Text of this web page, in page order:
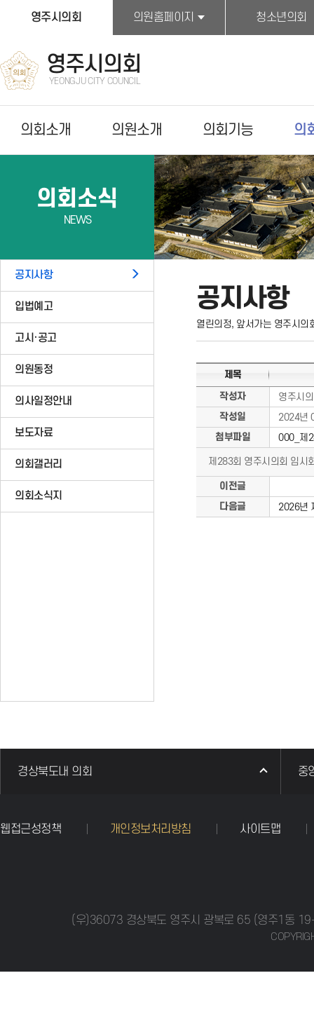
영주시의회 의원홈페이지 청소년의회
영주시의회
YEONGJU CITY COUNCIL
의회소개 의원소개 의회기능 의
의회소식
NEWS
공지사항
입법예고
고시·공고
의원동정
의사일정안내
보도자료
의회갤러리
의회소식지
공지사항
열린의정, 앞서가는 영주시의
제목
작성자
영주시
작성일
2024년
첨부파일
000_제
제283회 영주시의회 임시
이전글
다음글
2026년
경상북도내 의회 중
웹접근성정책 개인정보처리방침 사이트맵
(우)36073 경상북도 영주시 광복로 65 (영주1동